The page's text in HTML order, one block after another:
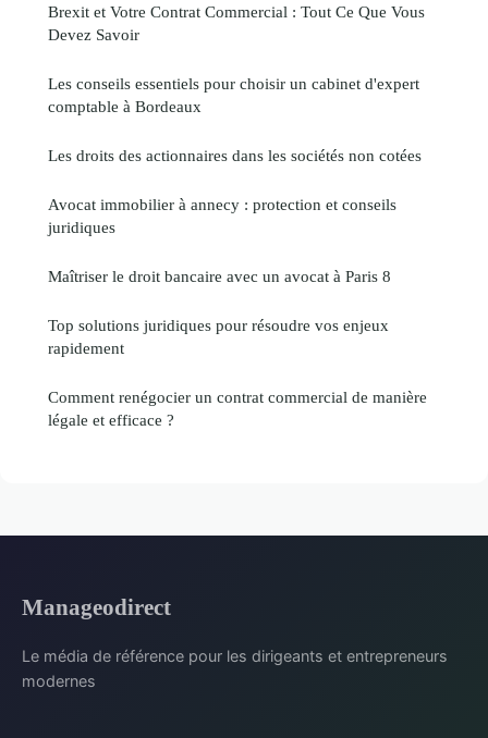
Brexit et Votre Contrat Commercial : Tout Ce Que Vous
Devez Savoir
Les conseils essentiels pour choisir un cabinet d'expert
comptable à Bordeaux
Les droits des actionnaires dans les sociétés non cotées
Avocat immobilier à annecy : protection et conseils
juridiques
Maîtriser le droit bancaire avec un avocat à Paris 8
Top solutions juridiques pour résoudre vos enjeux
rapidement
Comment renégocier un contrat commercial de manière
légale et efficace ?
Manageodirect
Le média de référence pour les dirigeants et entrepreneurs
modernes